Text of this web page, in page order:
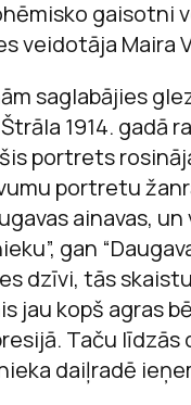
gaisotni
veidotāja Maira
saglabājies
1914. gadā
portrets
portretu
ainavas,
gan
dzīvi, tās
jau kopš agras
Taču līdzās
daiļradē